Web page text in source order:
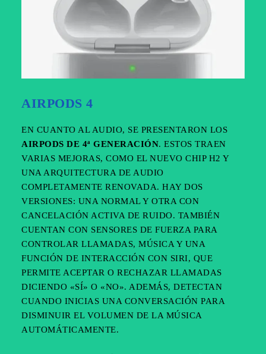
AIRPODS 4
EN CUANTO AL AUDIO, SE PRESENTARON LOS
AIRPODS DE 4ª GENERACIÓN. ESTOS TRAEN
VARIAS MEJORAS, COMO EL NUEVO CHIP H2 Y
UNA ARQUITECTURA DE AUDIO
COMPLETAMENTE RENOVADA. HAY DOS
VERSIONES: UNA NORMAL Y OTRA CON
CANCELACIÓN ACTIVA DE RUIDO. TAMBIÉN
CUENTAN CON SENSORES DE FUERZA PARA
CONTROLAR LLAMADAS, MÚSICA Y UNA
FUNCIÓN DE INTERACCIÓN CON SIRI, QUE
PERMITE ACEPTAR O RECHAZAR LLAMADAS
DICIENDO «SÍ» O «NO». ADEMÁS, DETECTAN
CUANDO INICIAS UNA CONVERSACIÓN PARA
DISMINUIR EL VOLUMEN DE LA MÚSICA
AUTOMÁTICAMENTE.